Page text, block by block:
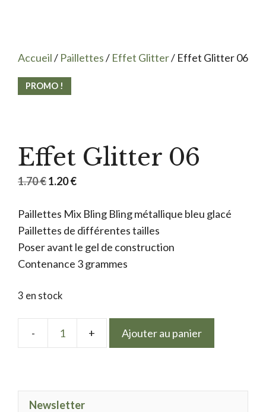
Accueil/ Paillettes/ Effet Glitter/ Effet Glitter 06
PROMO !
Effet Glitter 06
1.70€Le
initial
était :
1.70 €.
1.20€Le
actuel
est :
1.20 €.
Paillettes Mix Bling Bling métallique bleu glacé
Paillettes de différentes tailles
Poser avant le gel de construction
Contenance 3 grammes
3 en stock
quantité
Glitter
Ajouter au panier
Newsletter